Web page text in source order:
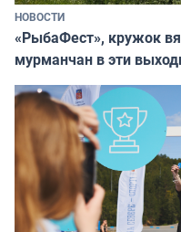
НОВОСТИ
«РыбаФест», кружок
мурманчан в эти